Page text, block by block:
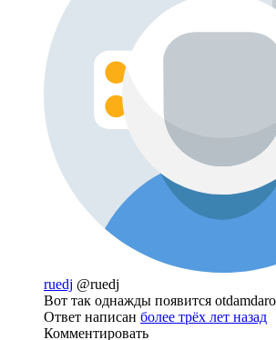
ruedj @ruedj
Вот так однажды появится
Ответ написан более трёх лет назад
Комментировать